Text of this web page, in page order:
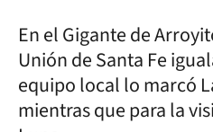
En el Gigante de
Unión de Santa Fe
equipo local lo marcó
mientras que para la